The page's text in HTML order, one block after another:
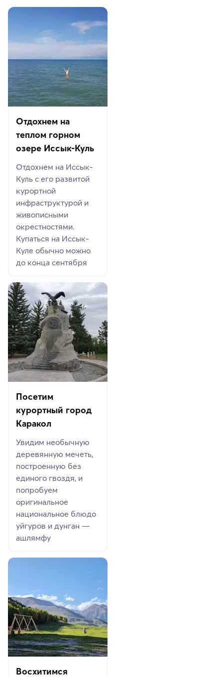
Отдохнем на
теплом горном
озере Иссык-Куль
Отдохнем на Иссык-
Куль с его развитой
курортной
инфраструктурой и
живописными
окрестностями.
Купаться на Иссык-
Куле обычно можно
до конца сентября
Посетим
курортный город
Каракол
Увидим необычную
деревянную мечеть,
построенную без
единого гвоздя, и
попробуем
оригинальное
национальное блюдо
уйгуров и дунган —
ашлямфу
Восхитимся